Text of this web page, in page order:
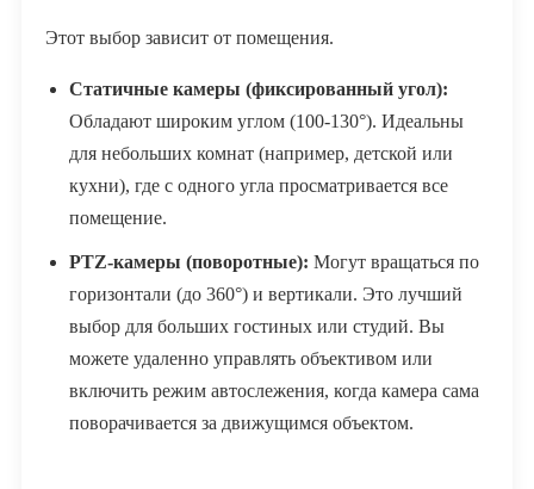
Этот выбор зависит от помещения.
Статичные камеры (фиксированный угол):
Обладают широким углом (100-130°). Идеальны
для небольших комнат (например, детской или
кухни), где с одного угла просматривается все
помещение.
PTZ-камеры (поворотные): Могут вращаться по
горизонтали (до 360°) и вертикали. Это лучший
выбор для больших гостиных или студий. Вы
можете удаленно управлять объективом или
включить режим автослежения, когда камера сама
поворачивается за движущимся объектом.